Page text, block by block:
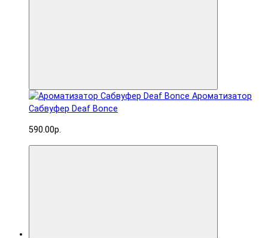
Ароматизатор
Сабвуфер Deaf Bonce
590.00р.